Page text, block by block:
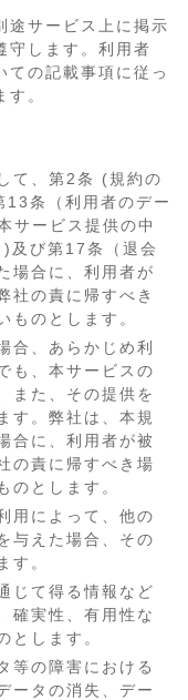
途サービス上に掲示
守します。利用者
ての記載事項に従っ
。
て、第2条 (規約の
条（利用者のデー
サービス提供の中
及び第17条（退会
場合に、利用者が
社の責に帰すべき
ものとします。
合、あらかじめ利
も、本サービスの
また、その提供を
す。弊社は、本規
合に、利用者が被
の責に帰すべき場
のとします。
用によって、他の
与えた場合、その
す。
じて得る情報など
確実性、有用性な
とします。
等の障害における
ータの消失、デー